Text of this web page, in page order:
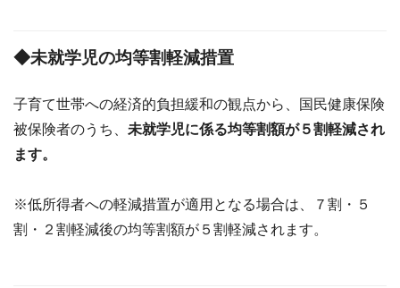
◆未就学児の均等割軽減措置
子育て世帯への経済的負担緩和の観点から、国民健康保険
被保険者のうち、 未就学児に係る均等割額が５割軽減され
ます。
※低所得者への軽減措置が適用となる場合は、７割・５
割・２割軽減後の均等割額が５割軽減されます。